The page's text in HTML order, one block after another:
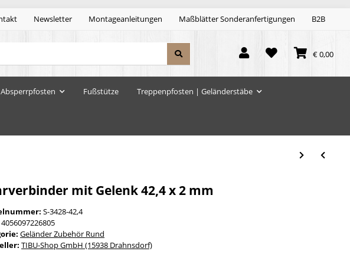
Newsletter Montageanleitungen Maßblätter Sonderanfertigungen B2B
€ 0,00
Absperrpfosten Fußstütze Treppenpfosten | Geländerstäbe
mit Gelenk 42,4 x 2 mm
S-3428-42,4
4056097226805
Geländer Zubehör Rund
TIBU-Shop GmbH (15938 Drahnsdorf)